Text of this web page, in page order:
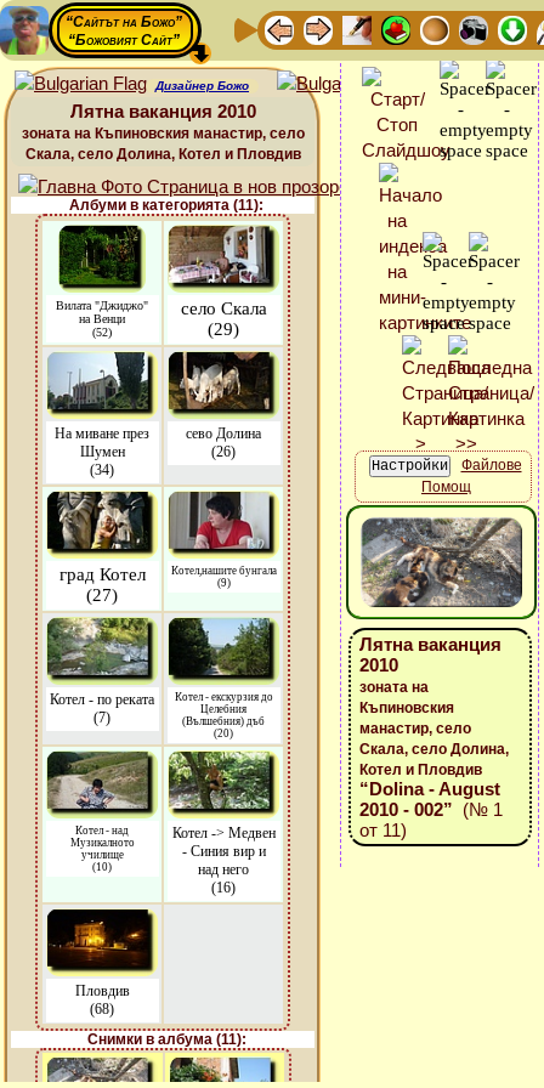
“Сайтът на Божо”
“Божовият Сайт”
Дизайнер Божо
Лятна ваканция 2010
зоната на Къпиновския манастир, село
Скала, село Долина, Котел и Пловдив
Албуми в категорията (11):
Вилата "Джиджо"
на Венци
(52)
село Скала
(29)
На миване през
Шумен
(34)
сево Долина
(26)
град Котел
(27)
Котел,нашите бунгала
(9)
Котел - по реката
(7)
Котел - екскурзия до
Целебния
(Вълшебния) дъб
(20)
Котел - над
Музикалното
училище
(10)
Котел -> Медвен
- Синия вир и
над него
(16)
Пловдив
(68)
Снимки в албума (11):
Файлове
Помощ
Лятна ваканция
2010
зоната на
Къпиновския
манастир, село
Скала, село Долина,
Котел и Пловдив
“Dolina - August
2010 - 002” (№ 1
от 11)